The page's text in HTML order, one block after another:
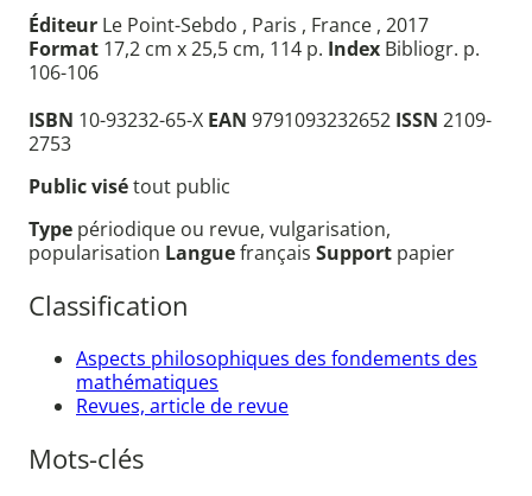
Éditeur Le Point-Sebdo , Paris , France , 2017
Format 17,2 cm x 25,5 cm, 114 p. Index Bibliogr. p.
106-106
ISBN 10-93232-65-X EAN 9791093232652 ISSN 2109-
2753
Public visétout public
Type périodique ou revue, vulgarisation,
popularisation Languefrançais Support papier
Classification
Aspects philosophiques des fondements des
mathématiques
Revues, article de revue
Mots-clés